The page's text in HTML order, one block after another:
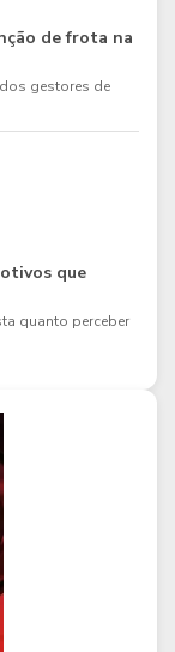
de frota na
gestores de
que
quanto perceber